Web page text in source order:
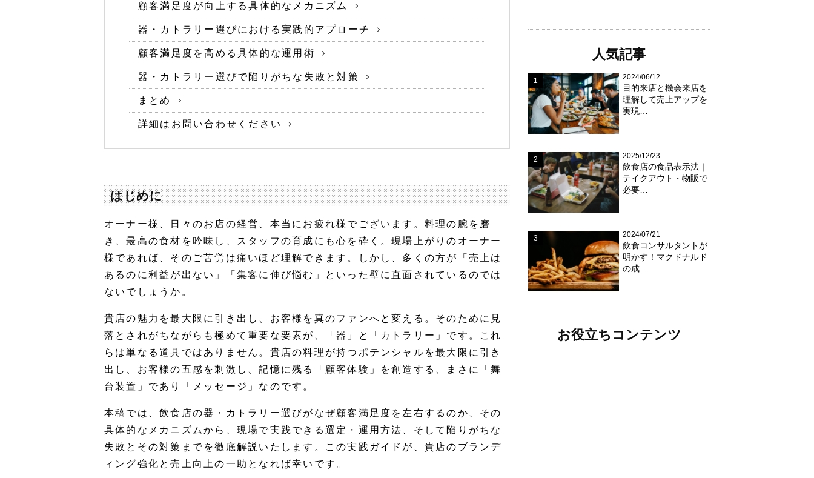
顧客満足度が向上する具体的なメカニズム
器・カトラリー選びにおける実践的アプローチ
顧客満足度を高める具体的な運用術
器・カトラリー選びで陥りがちな失敗と対策
まとめ
詳細はお問い合わせください
はじめに
オーナー様、日々のお店の経営、本当にお疲れ様でございます。料理の腕を磨
き、最高の食材を吟味し、スタッフの育成にも心を砕く。現場上がりのオーナー
様であれば、そのご苦労は痛いほど理解できます。しかし、多くの方が「売上は
あるのに利益が出ない」「集客に伸び悩む」といった壁に直面されているのでは
ないでしょうか。
貴店の魅力を最大限に引き出し、お客様を真のファンへと変える。そのために見
落とされがちながらも極めて重要な要素が、「器」と「カトラリー」です。これ
らは単なる道具ではありません。貴店の料理が持つポテンシャルを最大限に引き
出し、お客様の五感を刺激し、記憶に残る「顧客体験」を創造する、まさに「舞
台装置」であり「メッセージ」なのです。
本稿では、飲食店の器・カトラリー選びがなぜ顧客満足度を左右するのか、その
具体的なメカニズムから、現場で実践できる選定・運用方法、そして陥りがちな
失敗とその対策までを徹底解説いたします。この実践ガイドが、貴店のブランデ
ィング強化と売上向上の一助となれば幸いです。
人気記事
2024/06/12
目的来店と機会来店を
理解して売上アップを
実現…
2025/12/23
飲食店の食品表示法｜
テイクアウト・物販で
必要…
2024/07/21
飲食コンサルタントが
明かす！マクドナルド
の成…
お役立ちコンテンツ